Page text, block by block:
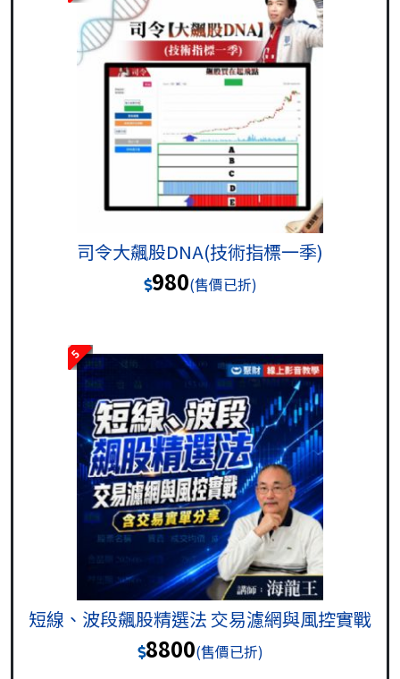
司令大飆股DNA(技術指標一季)
980(售價已折)
5
短線、波段飆股精選法 交易濾網與風控實戰
8800(售價已折)